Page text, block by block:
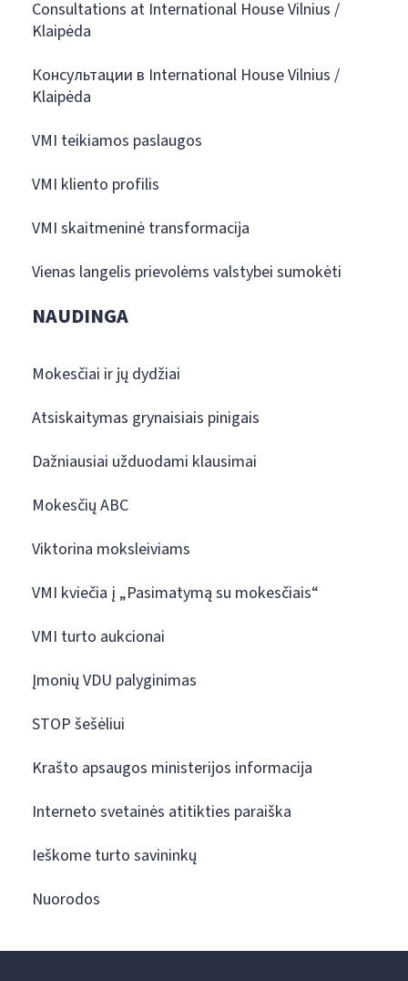
Consultations at International House Vilnius /
Klaipėda
Консультации в International House Vilnius /
Klaipėda
VMI teikiamos paslaugos
VMI kliento profilis
VMI skaitmeninė transformacija
Vienas langelis prievolėms valstybei sumokėti
NAUDINGA
Mokesčiai ir jų dydžiai
Atsiskaitymas grynaisiais pinigais
Dažniausiai užduodami klausimai
Mokesčių ABC
Viktorina moksleiviams
VMI kviečia į „Pasimatymą su mokesčiais“
VMI turto aukcionai
Įmonių VDU palyginimas
STOP šešėliui
Krašto apsaugos ministerijos informacija
Interneto svetainės atitikties paraiška
Ieškome turto savininkų
Nuorodos